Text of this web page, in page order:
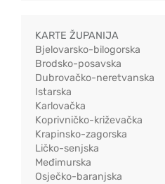
KARTE ŽUPANIJA
Bjelovarsko-bilogorska
Brodsko-posavska
Dubrovačko-neretvanska
Istarska
Karlovačka
Koprivničko-križevačka
Krapinsko-zagorska
Ličko-senjska
Međimurska
Osječko-baranjska